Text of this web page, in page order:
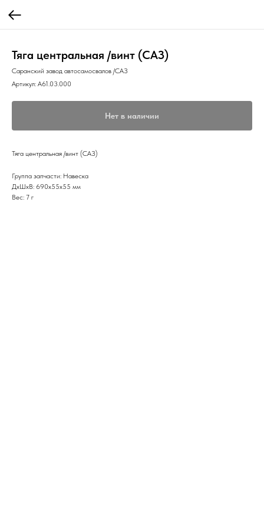
Тяга центральная /винт (САЗ)
Саранский завод автосамосвалов /САЗ
Артикул: А61.03.000
Нет в наличии
Тяга центральная /винт (САЗ)
Группа запчасти: Навеска
ДxШxВ: 690x55x55 мм
Вес: 7 г